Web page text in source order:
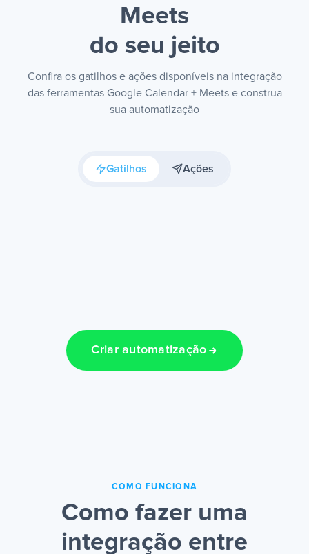
Meets
do seu jeito
Confira os gatilhos e ações disponíveis na integração
das ferramentas Google Calendar + Meets e construa
sua automatização
Gatilhos Ações
Criar automatização
COMO FUNCIONA
Como fazer uma
integração entre